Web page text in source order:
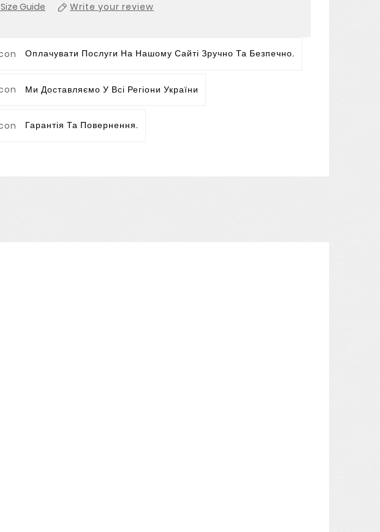
Size Guide Write your review
Оплачувати Послуги На Нашому Сайті Зручно Та Безпечно.
Ми Доставляємо У Всі Регіони України
Гарантія Та Повернення.